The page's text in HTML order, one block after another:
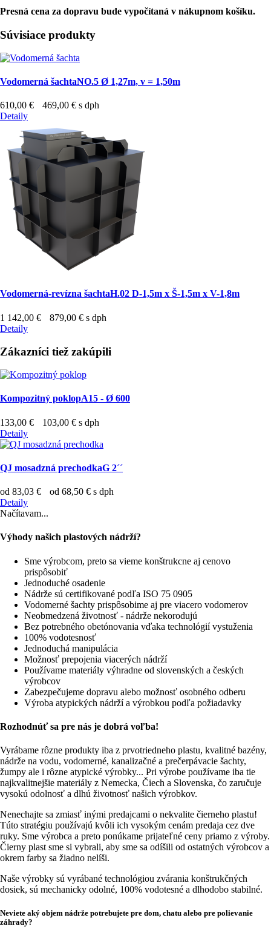
Presná cena za dopravu bude vypočítaná v nákupnom košíku.
Súvisiace produkty
Vodomerná šachtaNO.5 Ø 1,27m, v = 1,50m
610,00 € 469,00 € s dph
Detaily
Vodomerná-revízna šachtaH.02 D-1,5m x Š-1,5m x V-1,8m
1 142,00 € 879,00 € s dph
Detaily
Zákazníci tiež zakúpili
Kompozitný poklopA15 - Ø 600
133,00 € 103,00 € s dph
Detaily
QJ mosadzná prechodkaG 2´´
od 83,03 € od 68,50 € s dph
Detaily
Načítavam...
Výhody našich plastových nádrží?
Sme výrobcom, preto sa vieme konštrukcne aj cenovo
prispôsobiť
Jednoduché osadenie
Nádrže sú certifikované podľa ISO 75 0905
Vodomerné šachty prispôsobime aj pre viacero vodomerov
Neobmedzená životnosť - nádrže nekorodujú
Bez potrebného obetónovania vďaka technológií vystuženia
100% vodotesnosť
Jednoduchá manipulácia
Možnosť prepojenia viacerých nádrží
Používame materiály výhradne od slovenských a českých
výrobcov
Zabezpečujeme dopravu alebo možnosť osobného odberu
Výroba atypických nádrží a výrobkou podľa požiadavky
Rozhodnúť sa pre nás je dobrá voľba!
Vyrábame rôzne produkty iba z prvotriedneho plastu, kvalitné bazény,
nádrže na vodu, vodomerné, kanalizačné a prečerpávacie šachty,
žumpy ale i rôzne atypické výrobky... Pri výrobe používame iba tie
najkvalitnejšie materiály z Nemecka, Čiech a Slovenska, čo zaručuje
vysokú odolnosť a dlhú životnosť našich výrobkov.
Nenechajte sa zmiasť inými predajcami o nekvalite čierneho plastu!
Túto stratégiu používajú kvôli ich vysokým cenám predaja cez dve
ruky. Sme výrobca a preto ponúkame prijateľné ceny priamo z výroby.
Čierny plast sme si vybrali, aby sme sa odíšili od ostatných výrobcov a
okrem farby sa žiadno nelíši.
Naše výrobky sú vyrábané technológiou zvárania konštrukčných
dosiek, sú mechanicky odolné, 100% vodotesné a dlhodobo stabilné.
Neviete aký objem nádrže potrebujete pre dom, chatu alebo pre polievanie
záhrady?